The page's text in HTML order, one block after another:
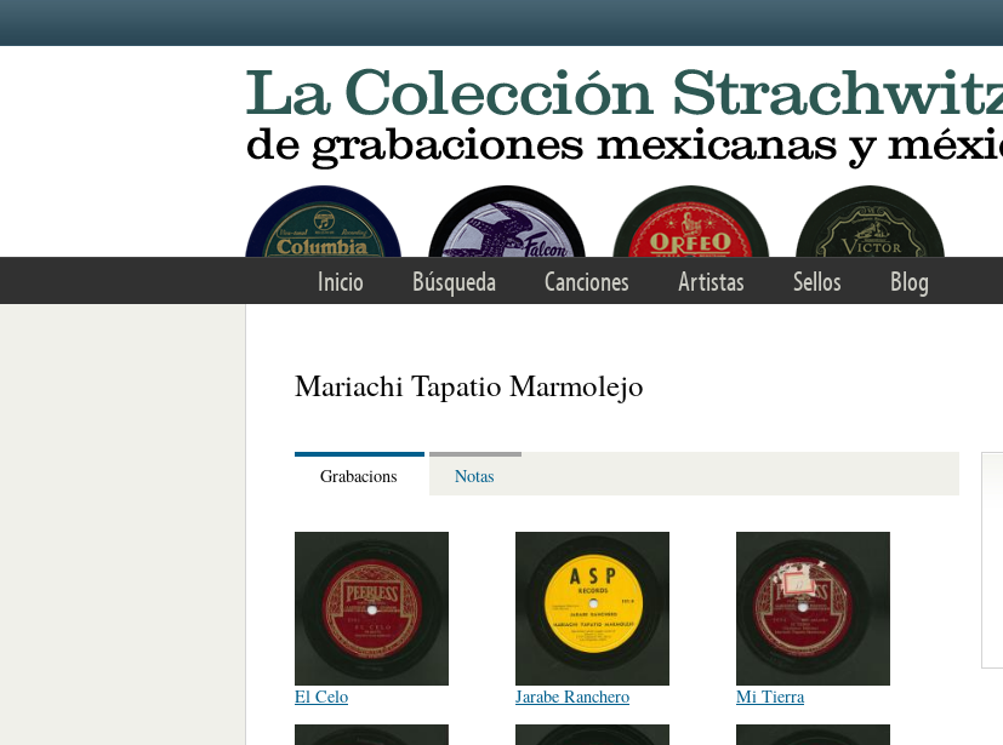
Inicio Búsqueda Canciones Artistas Sellos Blog
Mariachi Tapatio Marmolejo
Grabacions Notas
El Celo Jarabe Ranchero Mi Tierra